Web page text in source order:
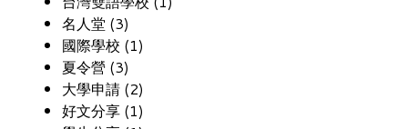
名人堂 (3)
國際學校 (1)
夏令營 (3)
大學申請 (2)
好文分享 (1)